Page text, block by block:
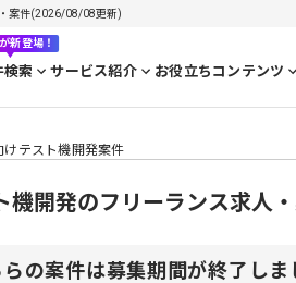
・案件(2026/08/08更新)
新登場！
検索 サービス紹介 お役立ちコンテンツ
けテスト機開発案件
機開発のフリーランス求人
らの案件は募集期間が終了しま